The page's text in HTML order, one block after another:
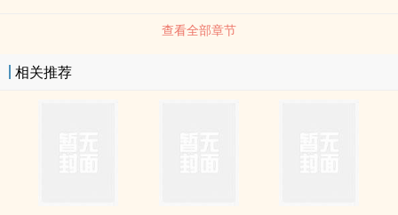
查看全部章节
相关推荐